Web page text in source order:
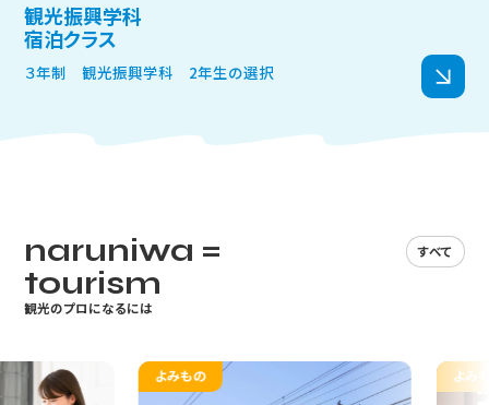
達磨寺は、達磨大師の墓と伝えられる古墳の上に本堂が築かれて
います。現在の本堂は平成16年に再建された新本堂です。寺内には、
国の重要文化財である木造達磨坐像・木造聖徳太子坐像・達磨寺中
王寺町の指定文化財として聖徳太子の愛犬「雪丸」の石像がありま
が町内に鳴り響いていましたが、近年、大みそかから元日にかけて、
町内外から訪れた参拝客に鐘をつかせてくれるというイベントも行
われるようになりました。私も娘と一度鐘をつきに行きました。奈良
の冬は寒いので、振る舞いの「ぜんざい」や「豚汁」はおいしかったで
観光振興学科
宿泊クラス
３年制 観光振興学科 2年生の選択
naruniwa =
tourism
観光のプロになるには
すべて
よみもの よみもの